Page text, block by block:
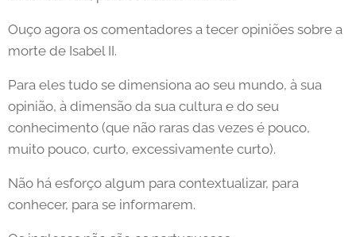
Ouço agora os comentadores a tecer opiniões sobre a
morte de Isabel II.
Para eles tudo se dimensiona ao seu mundo, à sua
opinião, à dimensão da sua cultura e do seu
conhecimento (que não raras das vezes é pouco,
muito pouco, curto, excessivamente curto).
Não há esforço algum para contextualizar, para
conhecer, para se informarem.